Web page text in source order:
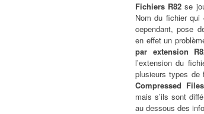
Fichiers R82 se
Nom du fichier qui
cependant, pose
en effet un
par extension
l’extension du
plusieurs types de
Compressed
mais s’ils sont
au dessous des